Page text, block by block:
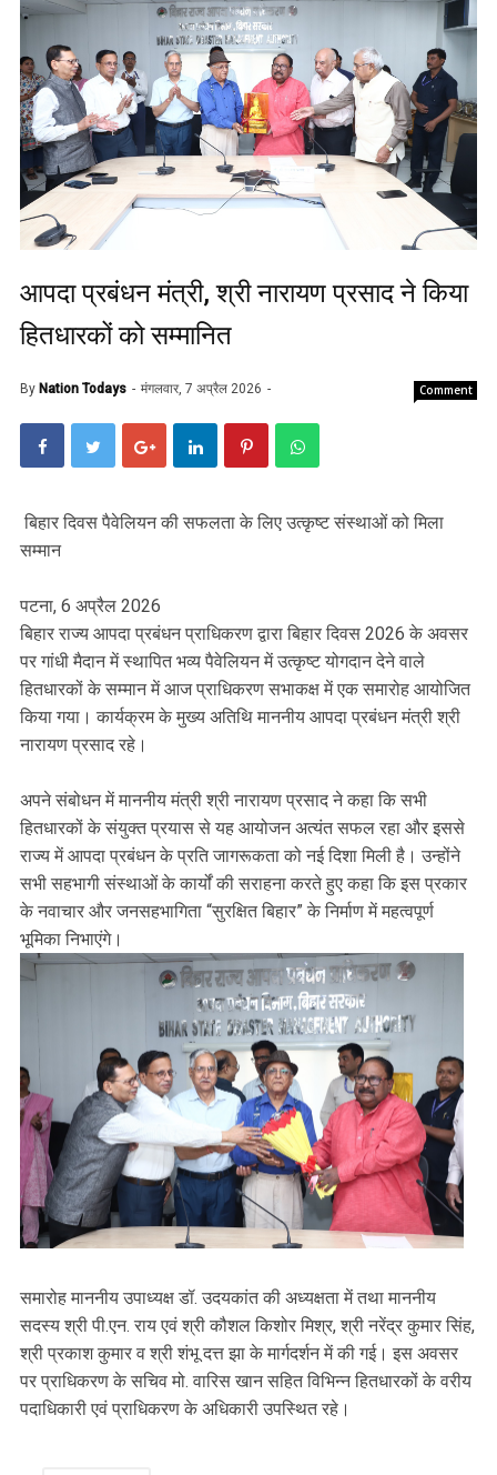
आपदा प्रबंधन मंत्री, श्री नारायण प्रसाद ने किया
हितधारकों को सम्मानित
By Nation Todays मंगलवार, 7 अप्रैल 2026 Comment
बिहार दिवस पैवेलियन की सफलता के लिए उत्कृष्ट संस्थाओं को मिला
सम्मान
पटना, 6 अप्रैल 2026
बिहार राज्य आपदा प्रबंधन प्राधिकरण द्वारा बिहार दिवस 2026 के अवसर
पर गांधी मैदान में स्थापित भव्य पैवेलियन में उत्कृष्ट योगदान देने वाले
हितधारकों के सम्मान में आज प्राधिकरण सभाकक्ष में एक समारोह आयोजित
किया गया। कार्यक्रम के मुख्य अतिथि माननीय आपदा प्रबंधन मंत्री श्री
नारायण प्रसाद रहे।
अपने संबोधन में माननीय मंत्री श्री नारायण प्रसाद ने कहा कि सभी
हितधारकों के संयुक्त प्रयास से यह आयोजन अत्यंत सफल रहा और इससे
राज्य में आपदा प्रबंधन के प्रति जागरूकता को नई दिशा मिली है। उन्होंने
सभी सहभागी संस्थाओं के कार्यों की सराहना करते हुए कहा कि इस प्रकार
के नवाचार और जनसहभागिता “सुरक्षित बिहार” के निर्माण में महत्वपूर्ण
भूमिका निभाएंगे।
समारोह माननीय उपाध्यक्ष डॉ. उदयकांत की अध्यक्षता में तथा माननीय
सदस्य श्री पी.एन. राय एवं श्री कौशल किशोर मिश्र, श्री नरेंद्र कुमार सिंह,
श्री प्रकाश कुमार व श्री शंभू दत्त झा के मार्गदर्शन में की गई। इस अवसर
पर प्राधिकरण के सचिव मो. वारिस खान सहित विभिन्न हितधारकों के वरीय
पदाधिकारी एवं प्राधिकरण के अधिकारी उपस्थित रहे।